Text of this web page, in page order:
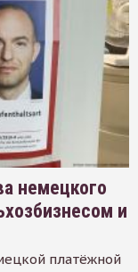
немецкого
и
платёжной